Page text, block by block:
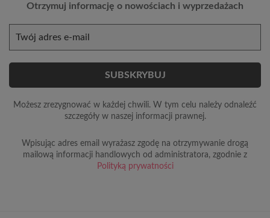
Otrzymuj informację o nowościach i wyprzedażach
Możesz zrezygnować w każdej chwili. W tym celu należy odnaleźć
szczegóły w naszej informacji prawnej.
Wpisując adres email wyrażasz zgodę na otrzymywanie drogą
mailową informacji handlowych od administratora, zgodnie z
Polityką prywatności